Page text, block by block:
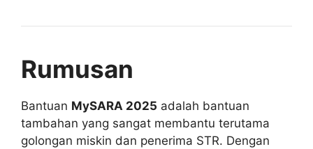
Rumusan
Bantuan MySARA 2025 adalah bantuan
tambahan yang sangat membantu terutama
golongan miskin dan penerima STR. Dengan